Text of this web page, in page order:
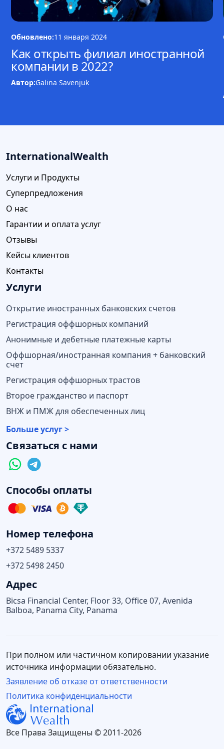
Обновлено:11 января 2024
Как открыть филиал иностранной
компании в 2022?
Автор:Galina Savenjuk
InternationalWealth
Услуги и Продукты
Суперпредложения
О нас
Гарантии и оплата услуг
Отзывы
Кейсы клиентов
Контакты
Услуги
Открытие иностранных банковских счетов
Регистрация оффшорных компаний
Анонимные и дебетные платежные карты
Оффшорная/иностранная компания + банковский
счет
Регистрация оффшорных трастов
Второе гражданство и паспорт
ВНЖ и ПМЖ для обеспеченных лиц
Больше услуг >
Связаться с нами
Способы оплаты
Номер телефона
+372 5489 5337
+372 5498 2450
Адрес
Bicsa Financial Center, Floor 33, Office 07, Avenida
Balboa, Panama City, Panama
Все Права Защищены © 2011-2026
Политика конфиденциальности
При полном или частичном копировании указание
источника информации обязательно.
Заявление об отказе от ответственности